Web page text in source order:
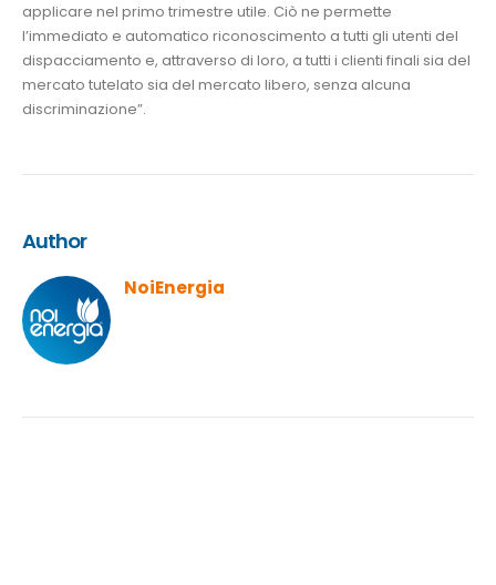
applicare nel primo trimestre utile. Ciò ne permette
l’immediato e automatico riconoscimento a tutti gli utenti del
dispacciamento e, attraverso di loro, a tutti i clienti finali sia del
mercato tutelato sia del mercato libero, senza alcuna
discriminazione”.
Author
NoiEnergia